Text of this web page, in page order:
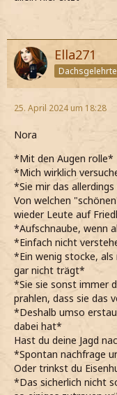
Ella271
Dachsgelehrte
25. April 2024 um 18:28
Nora
*Mit den Augen rolle*
*Mich wirklich
*Sie mir das
Von welchen
wieder Leute auf
*Aufschnaube, wenn
*Einfach nicht
*Ein wenig stocke,
gar nicht trägt*
*Sie sie sonst immer
prahlen, dass sie das
*Deshalb umso
dabei hat*
Hast du deine Jagd
*Spontan nachfrage
Oder trinkst du
*Das sicherlich nicht